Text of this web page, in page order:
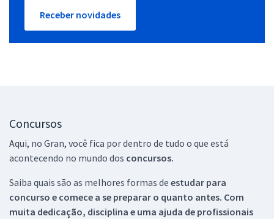
Receber novidades
Concursos
Aqui, no Gran, você fica por dentro de tudo o que está
acontecendo no mundo dos concursos.
Saiba quais são as melhores formas de estudar para
concurso e comece a se preparar o quanto antes. Com
muita dedicação, disciplina e uma ajuda de profissionais